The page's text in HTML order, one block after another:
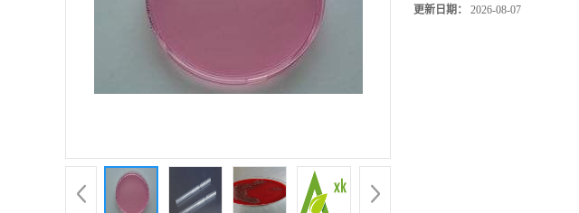
更新日期： 2026-08-07